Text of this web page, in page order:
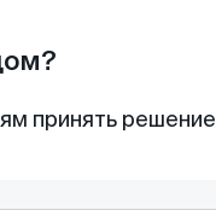
принять решение